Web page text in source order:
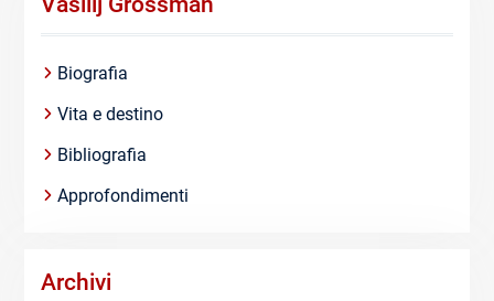
Biografia
Vita e destino
Bibliografia
Approfondimenti
Archivi